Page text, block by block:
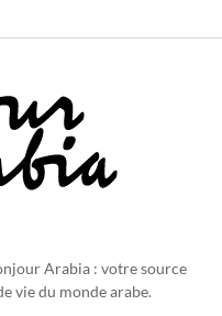
Arabia : votre source
vie du monde arabe.